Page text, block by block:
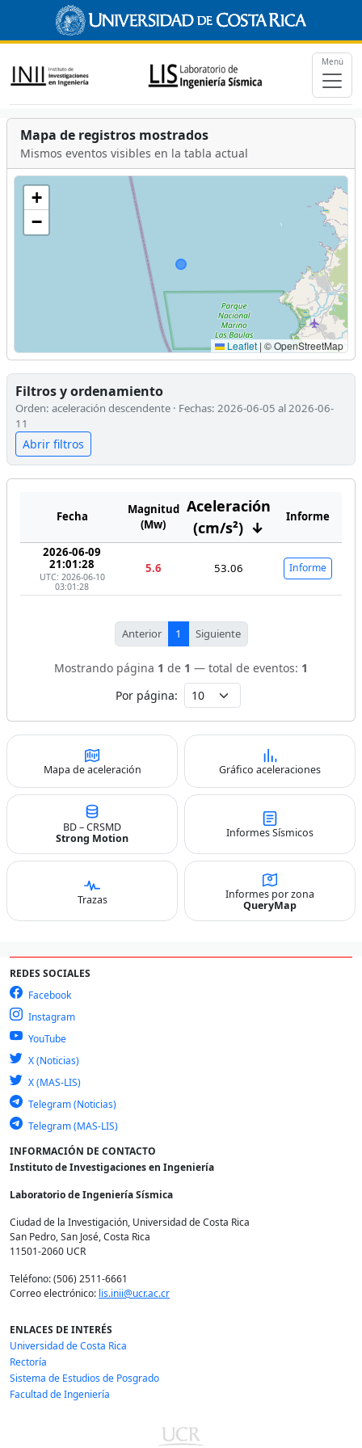
Menú
Mapa de registros mostrados
Mismos eventos visibles en la tabla actual
+
−
Leaflet | © OpenStreetMap
Filtros y ordenamiento
Orden: aceleración descendente · Fechas: 2026-06-05 al 2026-06-
11
Abrir filtros
Fecha
Magnitud
(Mw)
Aceleración
(cm/s²) ↓
Informe
2026-06-09
21:01:28
UTC: 2026-06-10
03:01:28
5.6 53.06 Informe
Anterior 1 Siguiente
Mostrando página 1 de 1 — total de eventos: 1
Por página:
Mapa de aceleración Gráfico aceleraciones
BD – CRSMD
Strong Motion
Informes Sísmicos
Trazas
Informes por zona
QueryMap
REDES SOCIALES
Facebook
Instagram
YouTube
X (Noticias)
X (MAS-LIS)
Telegram (Noticias)
Telegram (MAS-LIS)
INFORMACIÓN DE CONTACTO
Instituto de Investigaciones en Ingeniería
Laboratorio de Ingeniería Sísmica
Ciudad de la Investigación, Universidad de Costa Rica
San Pedro, San José, Costa Rica
11501-2060 UCR
Teléfono: (506) 2511-6661
Correo electrónico: lis.inii@ucr.ac.cr
ENLACES DE INTERÉS
Universidad de Costa Rica
Rectoría
Sistema de Estudios de Posgrado
Facultad de Ingeniería